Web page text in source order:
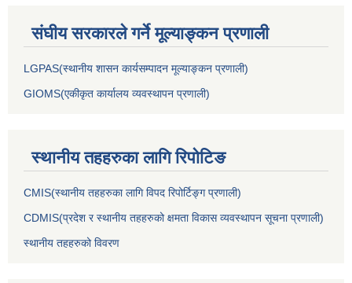
संघीय सरकारले गर्ने मूल्याङ्कन प्रणाली
LGPAS(स्थानीय शासन कार्यसम्पादन मूल्याङ्कन प्रणाली)
GIOMS(एकीकृत कार्यालय व्यवस्थापन प्रणाली)
स्थानीय तहहरुका लागि रिपोटिङ
CMIS(स्थानीय तहहरुका लागि विपद रिपोर्टिङ्ग प्रणाली)
CDMIS(प्रदेश र स्थानीय तहहरुको क्षमता विकास व्यवस्थापन सूचना प्रणाली)
स्थानीय तहहरुको विवरण